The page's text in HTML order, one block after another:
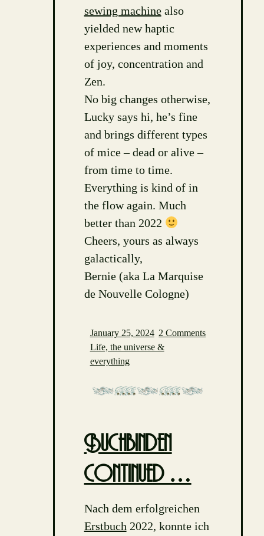
sewing machinealso
yielded new haptic
experiences and moments
of joy, concentration and
Zen.
No big changes otherwise,
Lucky says hi, he’s fine
and brings different types
of mice – dead or alive –
from time to time.
Everything is kind of in
the flow again. Much
better than 2022
Cheers, yours as always
galactically,
Bernie (aka La Marquise
de Nouvelle Cologne)
January 25, 2024 2 Comments
Life, the universe &
everything
Buchbinden
continued …
Nach dem erfolgreichen
Erstbuch 2022, konnte ich